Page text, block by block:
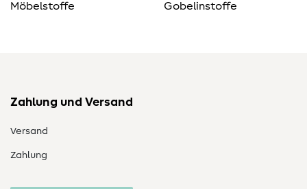
Möbelstoffe
Gobelinstoffe
Zahlung und Versand
Versand
Zahlung